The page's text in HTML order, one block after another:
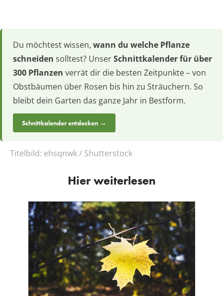
Du möchtest wissen, wann du welche Pflanze
schneiden solltest? UnserSchnittkalender für über
300 Pflanzen verrät dir die besten Zeitpunkte – von
Obstbäumen über Rosen bis hin zu Sträuchern. So
bleibt dein Garten das ganze Jahr in Bestform.
Schnittkalender entdecken →
Titelbild: ehsqnwk / Shutterstock
Hier weiterlesen